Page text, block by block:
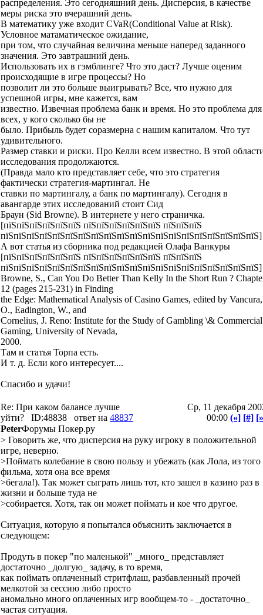
распределения. Это сегодняшний день. Дисперсия, в качестве
меры риска это вчерашний день.
В математику уже входит CVaR(Conditional Value at Risk).
Условное матаматическое ожидание,
при том, что случайная величина меньше наперед заданного
значения. Это завтрашний день.
Использовать их в гэмблинге? Что это даст? Лучше оценим
происходящие в игре процессы? Но
позволит ли это больше выигрывать? Все, что нужно для
успешной игры, мне кажется, вам
известно. Извечная проблема банк и время. Но это проблема для
всех, у кого сколько бы не
было. Прибыль будет соразмерна с нашим капиталом. Что тут
удивительного.
Размер ставки и риски. Про Келли всем известно. В этой
исследования продолжаются.
(Правда мало кто представляет себе, что это стратегия
фактически стратегия-мартингал. Не
ставки по мартингалу, а банк по мартингалу). Сегодня в
авангарде этих исследований стоит Сид
Браун (Sid Browne). В интернете у него страничка.
[пїЅпїЅпїЅпїЅпїЅпїЅ пїЅпїЅпїЅпїЅпїЅпїЅ пїЅпїЅпїЅ
пїЅпїЅпїЅпїЅпїЅпїЅпїЅпїЅпїЅпїЅпїЅпїЅпїЅпїЅпїЅпїЅпїЅпїЅпїЅпїЅ]
А вот статья из сборника под редакцией Олафа Ванкуры
[пїЅпїЅпїЅпїЅпїЅпїЅ пїЅпїЅпїЅпїЅпїЅпїЅ пїЅпїЅпїЅ
пїЅпїЅпїЅпїЅпїЅпїЅпїЅпїЅпїЅпїЅпїЅпїЅпїЅпїЅпїЅпїЅпїЅпїЅпїЅпїЅ]
Browne, S., Can You Do Better Than Kelly In the Short Run ?
12 (pages 215-231) in Finding
the Edge: Mathematical Analysis of Casino Games, edited by Vancura,
O., Eadington, W., and
Cornelius, J. Reno: Institute for the Study of Gambling \& Commercial
Gaming, University of Nevada,
2000.
Там и статья Торпа есть.
И т. д. Если кого интересует....
Спасибо и удачи!
Re: При каком балансе лучше
уйти?
ID:48838 ответ на 48837
Ср, 11 декабря
00:00 («] [#]
PeterФорумы Покер.ру
> Говорить же, что дисперсия на руку игроку в положительной
игре, неверно.
>Поймать колебание в свою пользу и убежать (как Лола, из того
фильма, хотя она все время
>бегала!). Так может сыграть лишь тот, кто зашел в казино раз в
жизни и больше туда не
>собирается. Хотя, так он может поймать и кое что другое.
Ситуация, которую я попытался объяснить заключается в
следующем:
Продуть в покер "по маленькой" _много_ представляет
достаточно _долгую_ задачу, в то время,
как поймать оплаченный стритфлаш, разбавленный прочей
мелкотой за сессию либо просто
аномально много оплаченных игр вообщем-то - _достаточно_
частая ситуация.